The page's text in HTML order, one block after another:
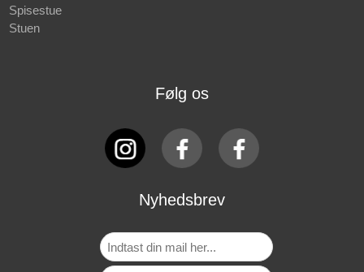
Spisestue
Stuen
Følg os
Nyhedsbrev